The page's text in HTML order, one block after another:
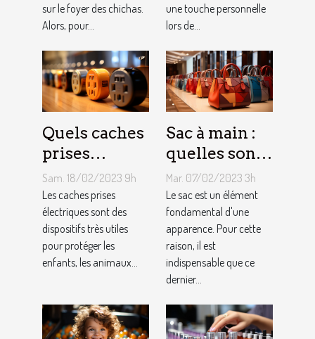
sur le foyer des chichas.
Alors, pour...
une touche personnelle
lors de...
Quels caches
prises
électriques
choisir ?
Sam. 18/02/2023 9h
Les caches prises
électriques sont des
dispositifs très utiles
pour protéger les
enfants, les animaux...
Sac à main :
quelles sont
les astuces
pour faire un
choix
approprié ?
Mar. 07/02/2023 3h
Le sac est un élément
fondamental d'une
apparence. Pour cette
raison, il est
indispensable que ce
dernier...